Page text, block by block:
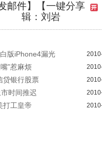
邮件】
【一键分享
辑：刘岩
版iPhone4漏光
”惹麻烦
贷银行股票
时间推迟
打工皇帝